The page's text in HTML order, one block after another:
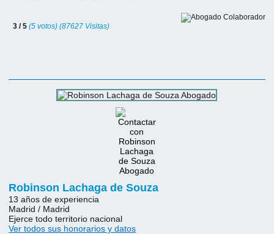
3 / 5(5 votos) (87627 Visitas)
Robinson Lachaga de Souza
13 años de experiencia
Madrid / Madrid
Ejerce todo territorio nacional
Ver todos sus honorarios y datos